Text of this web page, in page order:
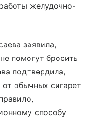
желудочно-
заявила,
помогут бросить
подтвердила,
обычных сигарет
способу